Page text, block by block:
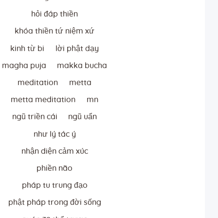
hỏi đáp thiền
khóa thiền tứ niệm xứ
kinh từ bi lời phật dạy
magha puja makka bucha
meditation metta
metta meditation mn
ngũ triền cái ngũ uẩn
như lý tác ý
nhận diện cảm xúc
phiền não
pháp tu trung đạo
phật pháp trong đời sống